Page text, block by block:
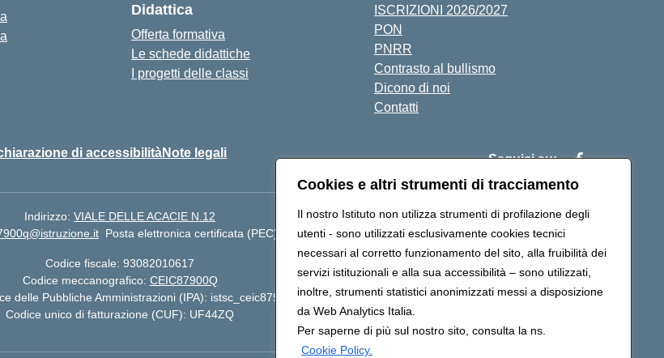
Cookies e altri strumenti di tracciamento
Il nostro Istituto non utilizza strumenti di profilazione degli
utenti - sono utilizzati esclusivamente cookies tecnici
necessari al corretto funzionamento del sito, alla fruibilità dei
servizi istituzionali e alla sua accessibilità – sono utilizzati,
inoltre, strumenti statistici anonimizzati messi a disposizione
da Web Analytics Italia.
Per saperne di più sul nostro sito, consulta la ns.
Cookie Policy.
Didattica
Offerta formativa
Le schede didattiche
I progetti delle classi
ISCRIZIONI 2026/2027
PON
PNRR
Contrasto al bullismo
Dicono di noi
Contatti
di accessibilitàNote legali Seguici su:
Indirizzo: VIALE DELLE ACACIE N.12
Posta elettronica certificata (PEC): ceic87900q@pec.istruzione.it
Codice fiscale: 93082010617
Codice meccanografico: CEIC87900Q
delle Pubbliche Amministrazioni (IPA): istsc_ceic87900q
Codice unico di fatturazione (CUF): UF44ZQ